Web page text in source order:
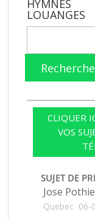
LOUANGES
Recherche
CLIQUER
VOS
SUJET DE
Jose
Quebec 06-